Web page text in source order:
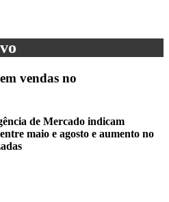
vendas no
de Mercado indicam
maio e agosto e aumento no